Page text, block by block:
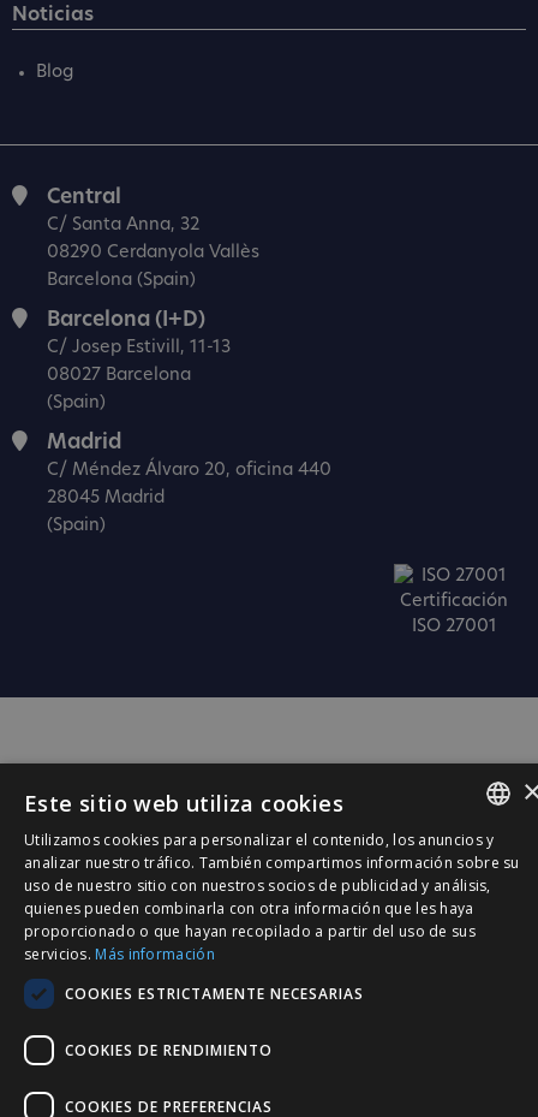
Noticias
Blog
Central
C/ Santa Anna, 32
08290 Cerdanyola Vallès
Barcelona (Spain)
Barcelona (I+D)
C/ Josep Estivill, 11-13
08027 Barcelona
(Spain)
Madrid
C/ Méndez Álvaro 20, oficina 440
28045 Madrid
(Spain)
Certificación
ISO 27001
SPANISH
CATALÀ
ENGLISH
Este sitio web utiliza cookies
Utilizamos cookies para personalizar el contenido, los anuncios y
analizar nuestro tráfico. También compartimos información sobre su
uso de nuestro sitio con nuestros socios de publicidad y análisis,
quienes pueden combinarla con otra información que les haya
proporcionado o que hayan recopilado a partir del uso de sus
servicios. Más información
COOKIES ESTRICTAMENTE NECESARIAS
COOKIES DE RENDIMIENTO
COOKIES DE PREFERENCIAS